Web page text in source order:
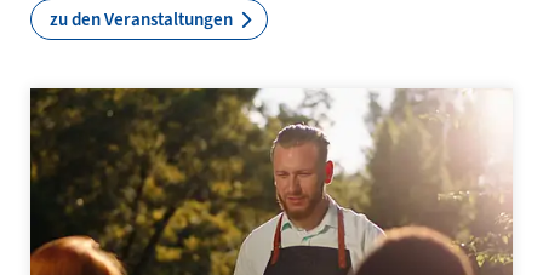
zu den Veranstaltungen